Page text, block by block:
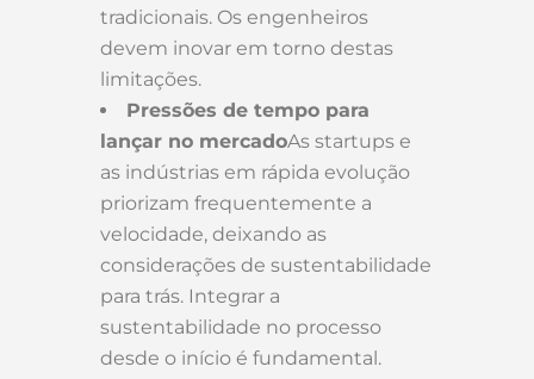
tradicionais. Os engenheiros
devem inovar em torno destas
limitações.
Pressões de tempo para
lançar no mercadoAs startups e
as indústrias em rápida evolução
priorizam frequentemente a
velocidade, deixando as
considerações de sustentabilidade
para trás. Integrar a
sustentabilidade no processo
desde o início é fundamental.